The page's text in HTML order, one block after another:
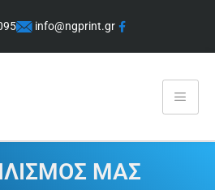
info@ngprint.gr
ΜΑΣ